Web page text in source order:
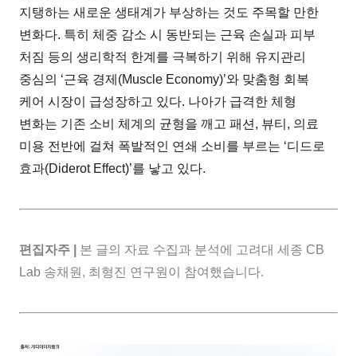
지탱하는 새로운 생태계가 부상하는 것도 주목할 만한
변화다. 특히 체중 감소 시 동반되는 근육 손실과 피부
처짐 등의 생리학적 한계를 극복하기 위해 유지관리
중심의 ‘근육 경제(Muscle Economy)’와 맞춤형 회복
케어 시장이 급성장하고 있다. 나아가 급격한 체형
변화는 기존 소비 체계의 균형을 깨고 패션, 뷰티, 의료
미용 전반에 걸쳐 폭발적인 연쇄 소비를 부르는 ‘디드로
효과(Diderot Effect)’를 낳고 있다.
편집자주 |
본 글의 자료 수집과 분석에 고려대 세종 CB
Lab 송채원, 최형진 연구원이 참여했습니다.